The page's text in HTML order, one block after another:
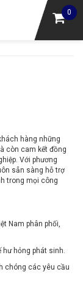
0
hàng những
còn cam kết đồng
Với phương
sẵn sàng hỗ trợ
trong mọi công
Nam phân phối,
hư hỏng phát sinh.
chóng các yêu cầu